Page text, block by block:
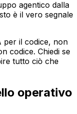
agentico dalla
è il vero segnale
per il codice, non
codice. Chiedi se
tutto ciò che
operativo